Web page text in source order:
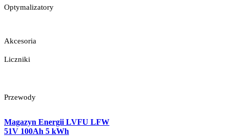
Optymalizatory
Akcesoria
Liczniki
Przewody
Magazyn Energii LVFU LFW
51V 100Ah 5 kWh